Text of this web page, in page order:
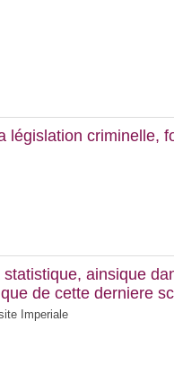
législation criminelle,
ainsique
de cette derniere
Imperiale